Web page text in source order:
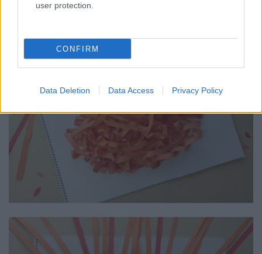
user protection.
CONFIRM
Data Deletion Data Access Privacy Policy